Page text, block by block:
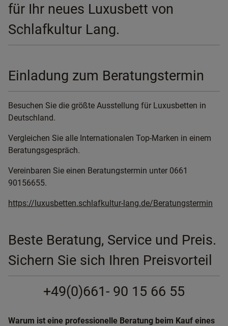
für Ihr neues Luxusbett von
Schlafkultur Lang.
Einladung zum Beratungstermin
Besuchen Sie die größte Ausstellung für Luxusbetten in
Deutschland.
Vergleichen Sie alle Internationalen Top-Marken in einem
Beratungsgespräch.
Vereinbaren Sie einen Beratungstermin unter 0661
90156655.
https://luxusbetten.schlafkultur-lang.de/Beratungstermin
Beste Beratung, Service und Preis.
Sichern Sie sich Ihren Preisvorteil
+49(0)661- 90 15 66 55
Warum ist eine professionelle Beratung beim Kauf eines